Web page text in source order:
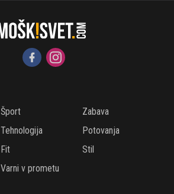
Šport
Zabava
Tehnologija
Potovanja
Fit
Stil
Varni v prometu